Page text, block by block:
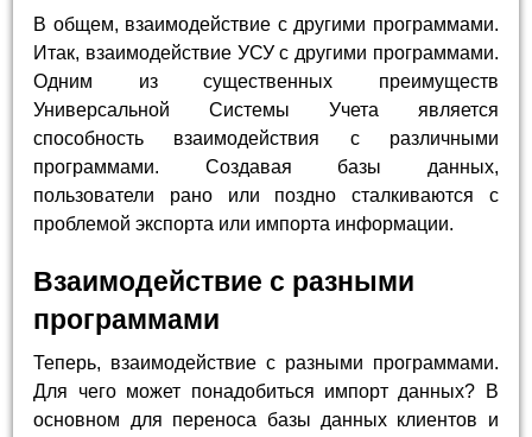
В общем, взаимодействие с другими программами.
Итак, взаимодействие УСУ с другими программами.
Одним из существенных преимуществ
Универсальной Системы Учета является
способность взаимодействия с различными
программами. Создавая базы данных,
пользователи рано или поздно сталкиваются с
проблемой экспорта или импорта информации.
Взаимодействие с разными
программами
Теперь, взаимодействие с разными программами.
Для чего может понадобиться импорт данных? В
основном для переноса базы данных клиентов и